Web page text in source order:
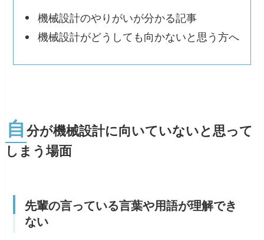
機械設計のやりがいが分かる記事
機械設計がどうしても向かないと思う方へ
自 分が機械設計に向いていないと思って
しまう場面
先輩の言っている言葉や用語が理解でき
ない